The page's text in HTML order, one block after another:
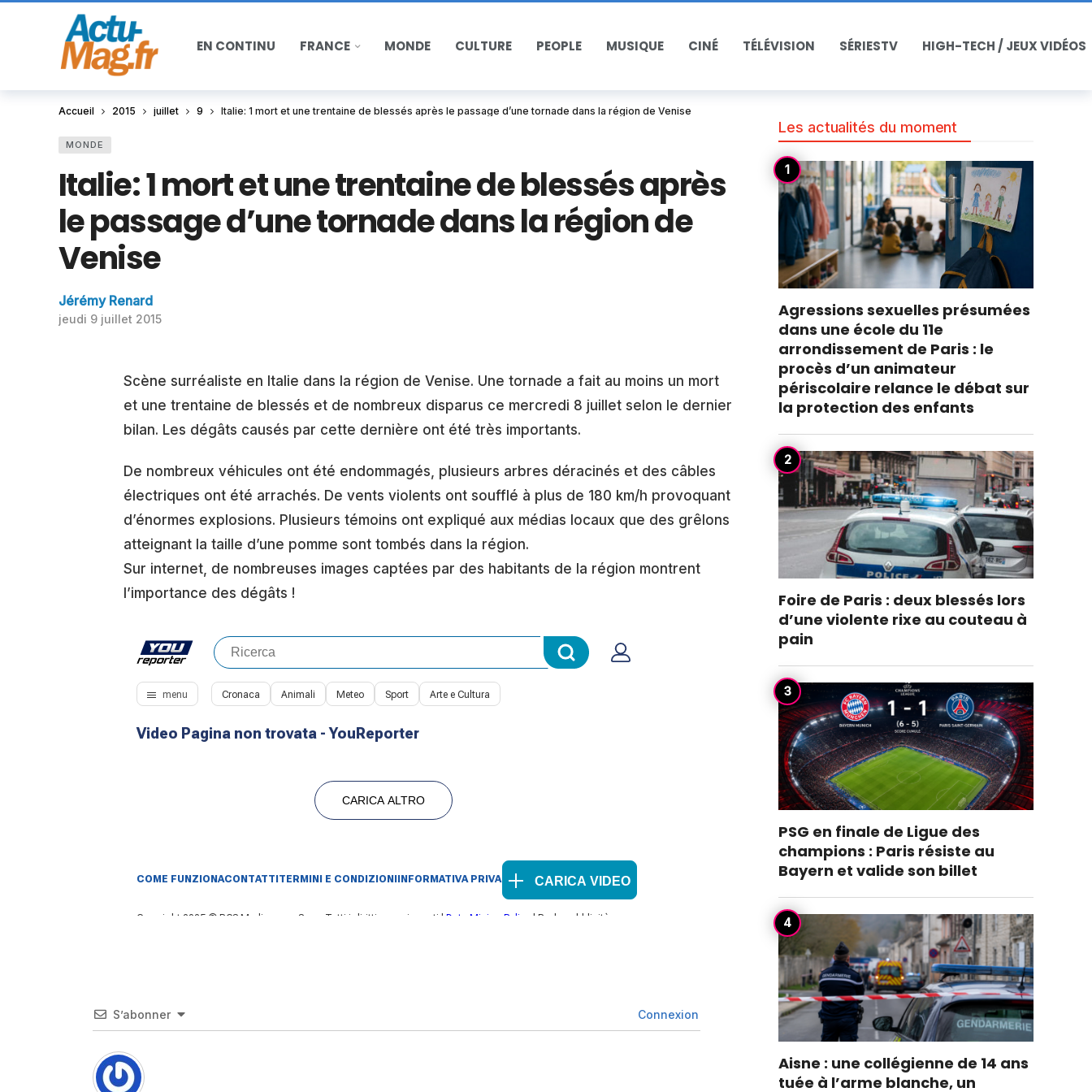
EN CONTINU FRANCE MONDE CULTURE PEOPLE MUSIQUE CINÉ TÉLÉVISION SÉRIESTV HIGH-TECH / JEUX VIDÉOS
Accueil 2015 juillet 9 Italie: 1 mort et une trentaine de blessés après le passage d’une tornade dans la région de Venise
MONDE
Italie: 1 mort et une trentaine de blessés après
le passage d’une tornade dans la région de
Venise
Jérémy Renard
jeudi 9 juillet 2015
Scène surréaliste en Italie dans la région de Venise. Une tornade a fait au moins un mort
et une trentaine de blessés et de nombreux disparus ce mercredi 8 juillet selon le dernier
bilan. Les dégâts causés par cette dernière ont été très importants.
De nombreux véhicules ont été endommagés, plusieurs arbres déracinés et des câbles
électriques ont été arrachés. De vents violents ont soufflé à plus de 180 km/h provoquant
d’énormes explosions. Plusieurs témoins ont expliqué aux médias locaux que des grêlons
atteignant la taille d’une pomme sont tombés dans la région.
Sur internet, de nombreuses images captées par des habitants de la région montrent
l’importance des dégâts !
S’abonner Connexion
Les actualités du moment
Agressions sexuelles présumées
dans une école du 11e
arrondissement de Paris : le
procès d’un animateur
périscolaire relance le débat sur
la protection des enfants
Foire de Paris : deux blessés lors
d’une violente rixe au couteau à
pain
PSG en finale de Ligue des
champions : Paris résiste au
Bayern et valide son billet
Aisne : une collégienne de 14 ans
tuée à l’arme blanche, un